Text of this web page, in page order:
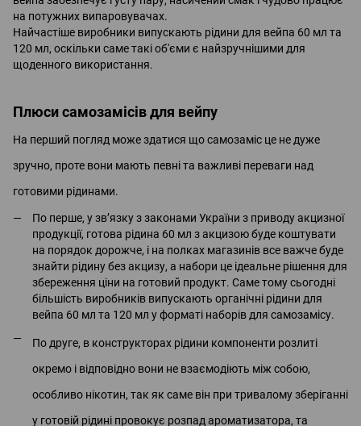
на потужних випаровувачах.
Найчастіше виробники випускають рідини для вейпа 60 мл та
120 мл, оскільки саме такі об'єми є найзручнішими для
щоденного використання.
Плюси самозамісів для вейпу
На перший погляд може здатися що самозаміс це не дуже
зручно, проте вони мають певні та важливі переваги над
готовими рідинами.
По перше, у зв’язку з законами України з приводу акцизної
продукції, готова рідина 60 мл з акцизою буде коштувати
на порядок дорожче, і на полках магазинів все важче буде
знайти рідину без акцизу, а набори це ідеальне рішення для
збереження ціни на готовий продукт. Саме тому сьогодні
більшість виробників випускають органічні рідини для
вейпа 60 мл та 120 мл у форматі наборів для самозамісу.
По друге, в конструкторах рідини компоненти розлиті
окремо і відповідно вони не взаємодіють між собою,
особливо нікотин, так як саме він при тривалому зберіганні
у готовій рідині провокує розпад ароматизатора, та